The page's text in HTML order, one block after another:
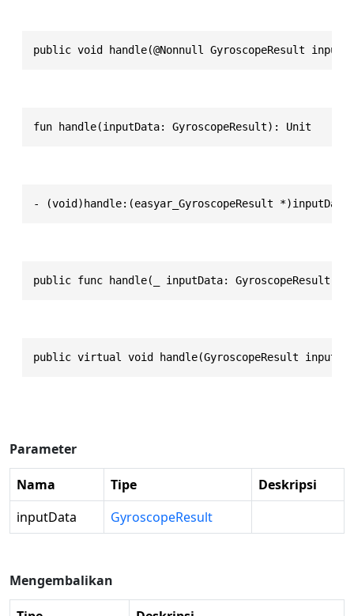
public void handle(@Nonnull GyroscopeResult
fun handle(inputData: GyroscopeResult): Unit
- (void)handle:(easyar_GyroscopeResult *)inputData
public func handle(_ inputData: GyroscopeResult) -
public virtual void handle(GyroscopeResult
Parameter
Nama Tipe
Deskripsi
inputData
GyroscopeResult
Mengembalikan